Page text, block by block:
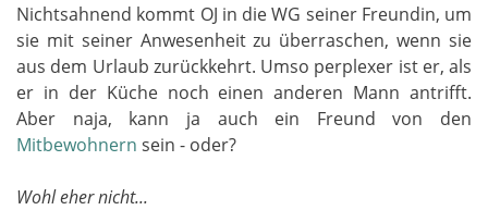
Nichtsahnend kommt OJ in die WG seiner Freundin, um
sie mit seiner Anwesenheit zu überraschen, wenn sie
aus dem Urlaub zurückkehrt. Umso perplexer ist er, als
er in der Küche noch einen anderen Mann antrifft.
Aber naja, kann ja auch ein Freund von den
Mitbewohnern sein - oder?
Wohl eher nicht...